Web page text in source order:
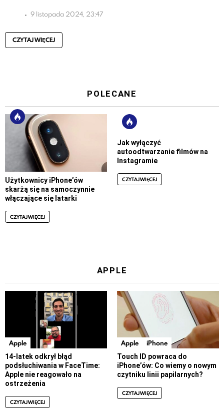
9 listopada 2024, 23:47
CZYTAJ WIĘCEJ
POLECANE
Użytkownicy iPhone’ów
skarżą się na samoczynnie
włączające się latarki
CZYTAJ WIĘCEJ
Jak wyłączyć
autoodtwarzanie filmów na
Instagramie
CZYTAJ WIĘCEJ
APPLE
Apple
14-latek odkrył błąd
podsłuchiwania w FaceTime:
Apple nie reagowało na
ostrzeżenia
CZYTAJ WIĘCEJ
Apple iPhone
Touch ID powraca do
iPhone’ów: Co wiemy o nowym
czytniku linii papilarnych?
CZYTAJ WIĘCEJ